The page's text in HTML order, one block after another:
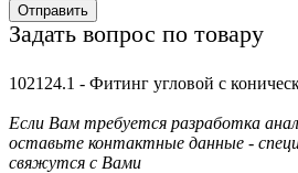
Отправить
Задать вопрос по товару
102124.1 - Фитинг угловой с
Если Вам требуется разработка
оставьте контактные данные -
свяжутся с Вами